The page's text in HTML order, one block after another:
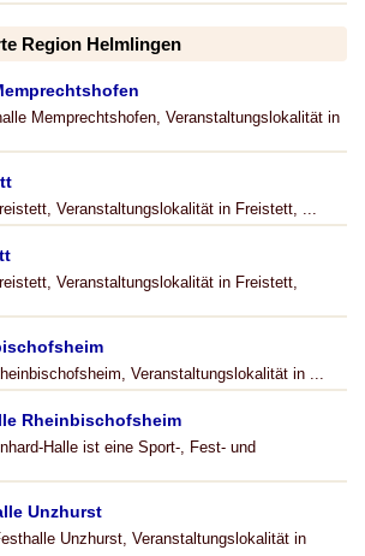
Region Helmlingen
Memprechtshofen, Veranstaltungslokalität in
Veranstaltungslokalität in Freistett, ...
Veranstaltungslokalität in Freistett,
Veranstaltungslokalität in ...
Rheinbischofsheim
Halle ist eine Sport-, Fest- und
Unzhurst
Unzhurst, Veranstaltungslokalität in